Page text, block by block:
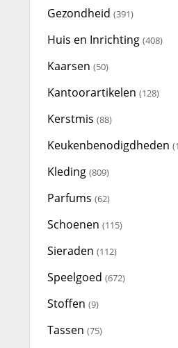
Gezondheid (391)
Huis en Inrichting (408)
Kaarsen (50)
Kantoorartikelen (128)
Kerstmis (88)
Keukenbenodigdheden
Kleding (809)
Parfums (62)
Schoenen (115)
Sieraden (112)
Speelgoed (672)
Stoffen (9)
Tassen (75)